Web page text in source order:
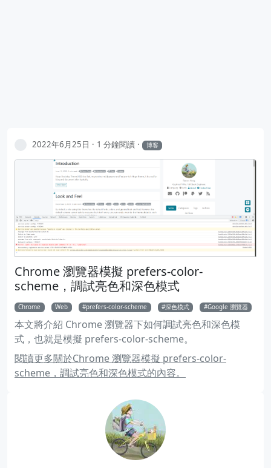
2022年6月25日 1 分鐘閱讀 博客
Chrome 瀏覽器模擬 prefers-color-
scheme，調試亮色和深色模式
Chrome Web prefers-color-scheme 深色模式 Google 瀏覽器
本文將介紹 Chrome 瀏覽器下如何調試亮色和深色模
式，也就是模擬 prefers-color-scheme。
閱讀更多關於Chrome 瀏覽器模擬 prefers-color-
scheme，調試亮色和深色模式的內容。